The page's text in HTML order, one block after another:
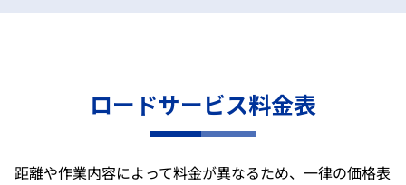
ロードサービス料金表
距離や作業内容によって料金が異なるため、一律の価格表